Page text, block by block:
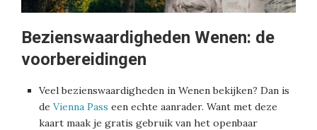
Bezienswaardigheden Wenen: de
voorbereidingen
Veel bezienswaardigheden in Wenen bekijken? Dan is
de Vienna Pass een echte aanrader. Want met deze
kaart maak je gratis gebruik van het openbaar